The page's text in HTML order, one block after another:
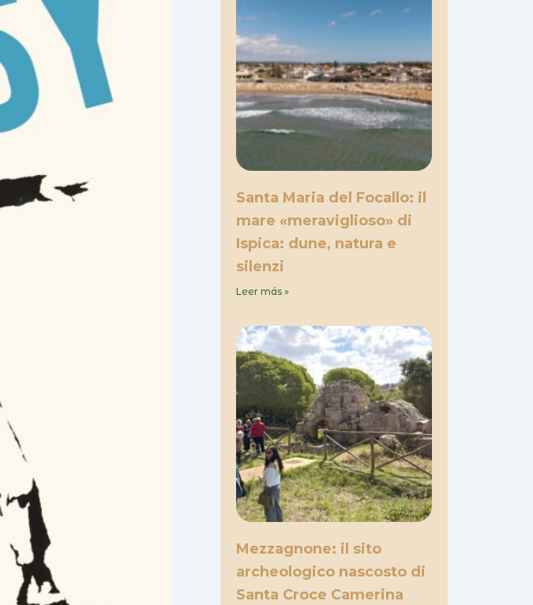
Santa Maria del Focallo: il
mare «meraviglioso» di
Ispica: dune, natura e
silenzi
Leer más »
Mezzagnone: il sito
archeologico nascosto di
Santa Croce Camerina